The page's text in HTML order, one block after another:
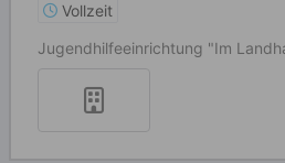
Vollzeit
Jugendhilfeeinrichtung "Im